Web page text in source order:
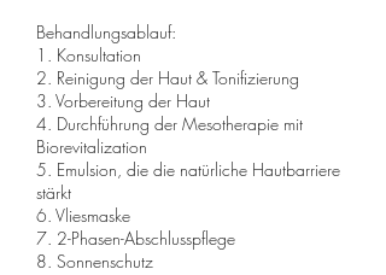
Behandlungsablauf:
1. Konsultation
2. Reinigung der Haut & Tonifizierung
3. Vorbereitung der Haut
4. Durchführung der Mesotherapie mit
Biorevitalization
5. Emulsion, die die natürliche Hautbarriere
stärkt
6. Vliesmaske
7. 2-Phasen-Abschlusspflege
8. Sonnenschutz